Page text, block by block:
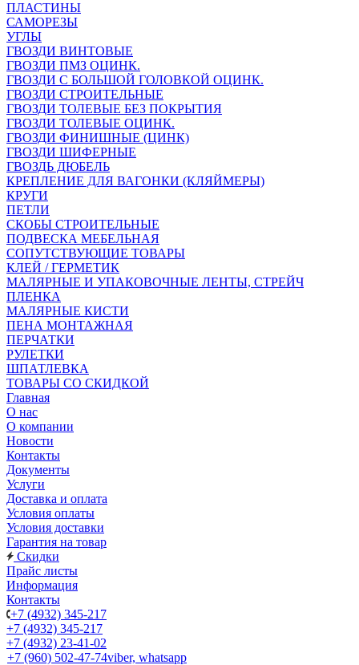
ПЛАСТИНЫ
САМОРЕЗЫ
УГЛЫ
ГВОЗДИ ВИНТОВЫЕ
ГВОЗДИ ПМЗ ОЦИНК.
ГВОЗДИ С БОЛЬШОЙ ГОЛОВКОЙ ОЦИНК.
ГВОЗДИ СТРОИТЕЛЬНЫЕ
ГВОЗДИ ТОЛЕВЫЕ БЕЗ ПОКРЫТИЯ
ГВОЗДИ ТОЛЕВЫЕ ОЦИНК.
ГВОЗДИ ФИНИШНЫЕ (ЦИНК)
ГВОЗДИ ШИФЕРНЫЕ
ГВОЗДЬ ДЮБЕЛЬ
КРЕПЛЕНИЕ ДЛЯ ВАГОНКИ (КЛЯЙМЕРЫ)
КРУГИ
ПЕТЛИ
СКОБЫ СТРОИТЕЛЬНЫЕ
ПОДВЕСКА МЕБЕЛЬНАЯ
СОПУТСТВУЮЩИЕ ТОВАРЫ
КЛЕЙ / ГЕРМЕТИК
МАЛЯРНЫЕ И УПАКОВОЧНЫЕ ЛЕНТЫ, СТРЕЙЧ
ПЛЕНКА
МАЛЯРНЫЕ КИСТИ
ПЕНА МОНТАЖНАЯ
ПЕРЧАТКИ
РУЛЕТКИ
ШПАТЛЕВКА
ТОВАРЫ СО СКИДКОЙ
Главная
О нас
О компании
Новости
Контакты
Документы
Услуги
Доставка и оплата
Условия оплаты
Условия доставки
Гарантия на товар
Скидки
Прайс листы
Информация
Контакты
+7 (4932) 345-217
+7 (4932) 345-217
+7 (4932) 23-41-02
+7 (960) 502-47-74viber, whatsapp